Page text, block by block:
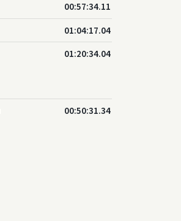
00:57:34.11
01:04:17.04
01:20:34.04
00:50:31.34